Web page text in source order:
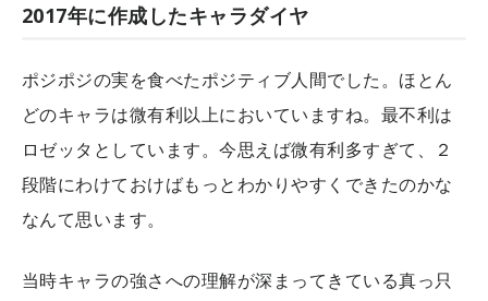
2017年に作成したキャラダイヤ
ポジポジの実を食べたポジティブ人間でした。ほとん
どのキャラは微有利以上においていますね。最不利は
ロゼッタとしています。今思えば微有利多すぎて、２
段階にわけておけばもっとわかりやすくできたのかな
なんて思います。
当時キャラの強さへの理解が深まってきている真っ只